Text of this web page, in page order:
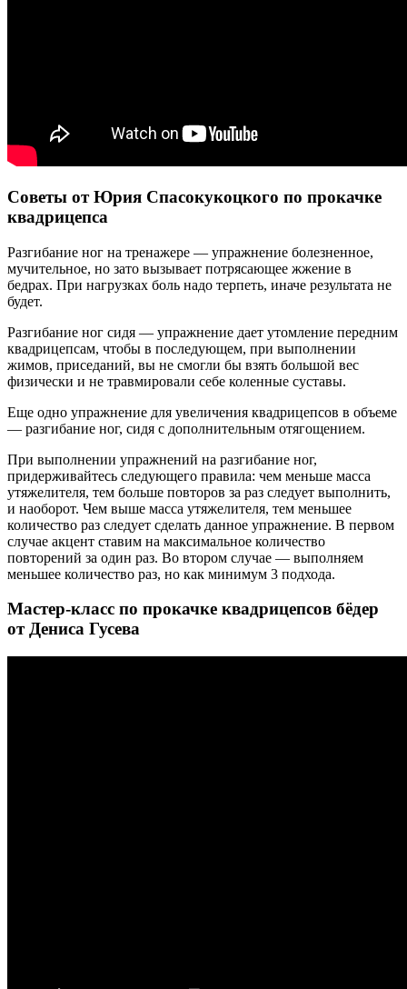
Советы от Юрия Спасокукоцкого по прокачке
квадрицепса
Разгибание ног на тренажере — упражнение болезненное,
мучительное, но зато вызывает потрясающее жжение в
бедрах. При нагрузках боль надо терпеть, иначе результата не
будет.
Разгибание ног сидя — упражнение дает утомление передним
квадрицепсам, чтобы в последующем, при выполнении
жимов, приседаний, вы не смогли бы взять большой вес
физически и не травмировали себе коленные суставы.
Еще одно упражнение для увеличения квадрицепсов в объеме
— разгибание ног, сидя с дополнительным отягощением.
При выполнении упражнений на разгибание ног,
придерживайтесь следующего правила: чем меньше масса
утяжелителя, тем больше повторов за раз следует выполнить,
и наоборот. Чем выше масса утяжелителя, тем меньшее
количество раз следует сделать данное упражнение. В первом
случае акцент ставим на максимальное количество
повторений за один раз. Во втором случае — выполняем
меньшее количество раз, но как минимум 3 подхода.
Мастер-класс по прокачке квадрицепсов бёдер
от Дениса Гусева